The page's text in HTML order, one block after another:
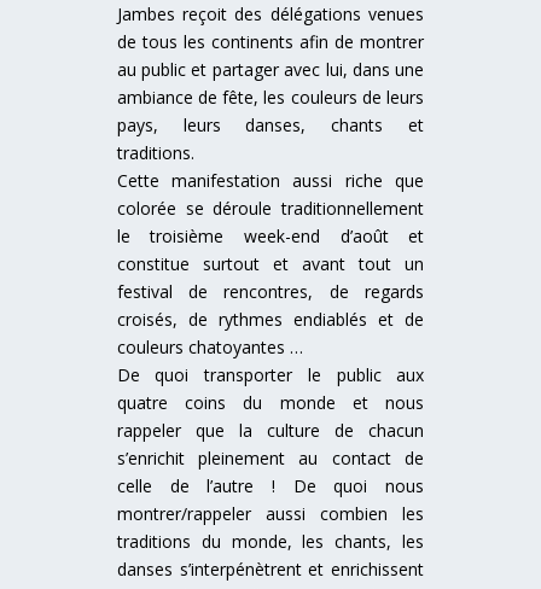
Jambes reçoit des délégations venues
de tous les continents afin de montrer
au public et partager avec lui, dans une
ambiance de fête, les couleurs de leurs
pays, leurs danses, chants et
traditions.
Cette manifestation aussi riche que
colorée se déroule traditionnellement
le troisième week-end d’août et
constitue surtout et avant tout un
festival de rencontres, de regards
croisés, de rythmes endiablés et de
couleurs chatoyantes …
De quoi transporter le public aux
quatre coins du monde et nous
rappeler que la culture de chacun
s’enrichit pleinement au contact de
celle de l’autre ! De quoi nous
montrer/rappeler aussi combien les
traditions du monde, les chants, les
danses s’interpénètrent et enrichissent